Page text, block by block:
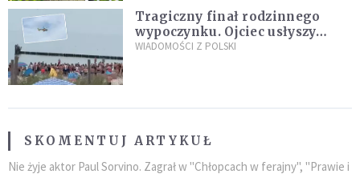
Tragiczny finał rodzinnego
wypoczynku. Ojciec usłyszy
zarzuty
WIADOMOŚCI Z POLSKI
SKOMENTUJ ARTYKUŁ
Nie żyje aktor Paul Sorvino. Zagrał w "Chłopcach w ferajny", "Prawie i